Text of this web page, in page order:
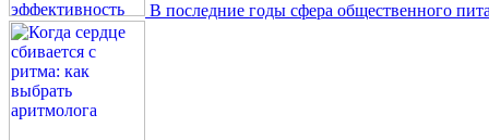
В последние годы сфера общественного